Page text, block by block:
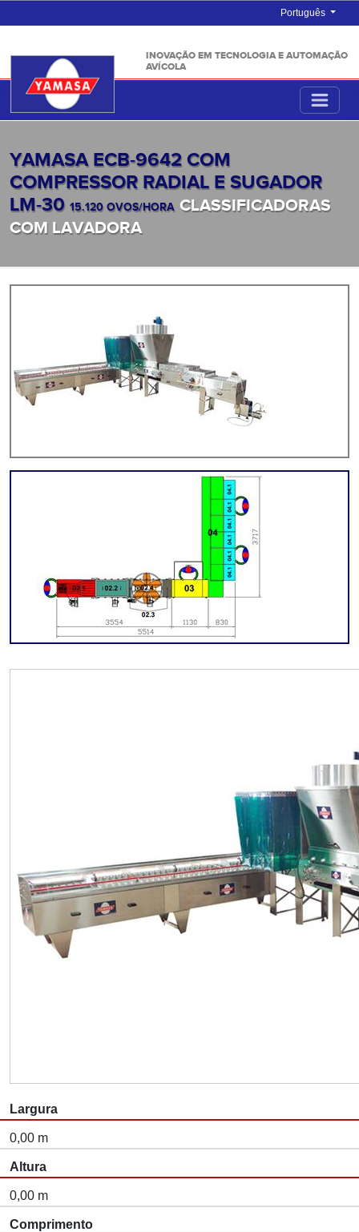
Português
INOVAÇÃO EM TECNOLOGIA E AUTOMAÇÃO
AVÍCOLA
YAMASA ECB-9642 COM
COMPRESSOR RADIAL E SUGADOR
LM-30 15.120 OVOS/HORA CLASSIFICADORAS
COM LAVADORA
Largura
0,00 m
Altura
0,00 m
Comprimento